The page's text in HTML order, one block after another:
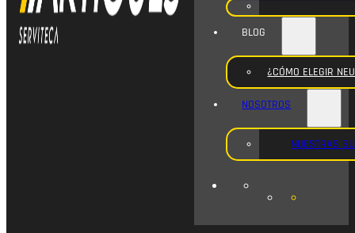
BLOG
¿CÓMO ELEGIR
NOSOTROS
NUESTRAS